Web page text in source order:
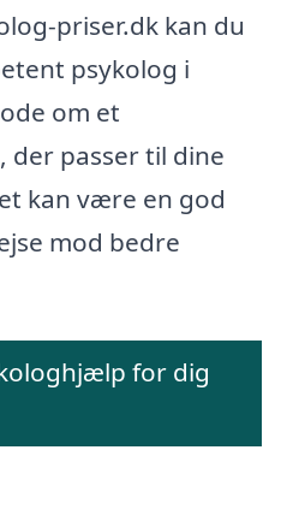
priser.dk kan du
psykolog i
om et
passer til dine
kan være en god
mod bedre
for dig